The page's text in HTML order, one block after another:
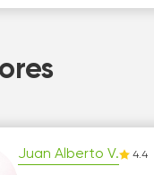
Juan Alberto V. 4.4